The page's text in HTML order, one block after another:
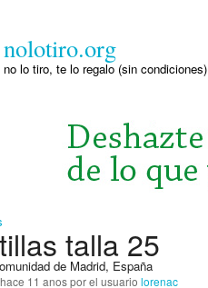
nolotiro.org
no lo tiro, te lo regalo (sin condiciones)
talla 25
de Madrid, España
hace 11 anospor el usuario lorenac